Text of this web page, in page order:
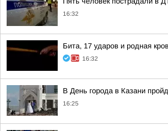
16:32
Бита, 17 ударов и родная
16:32
В День города в Казани
16:25